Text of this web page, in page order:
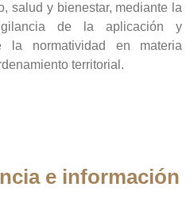
salud y bienestar, mediante la
de la aplicación y
la normatividad en materia
territorial.
e información